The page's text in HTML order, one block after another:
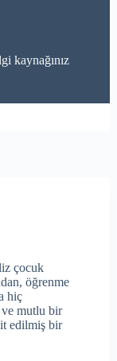
kaynağınız
çocuk
öğrenme
hiç
ve mutlu bir
edilmiş bir